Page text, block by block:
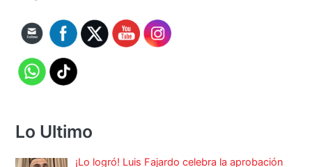
Lo Ultimo
¡Lo logró! Luis Fajardo celebra la aprobación